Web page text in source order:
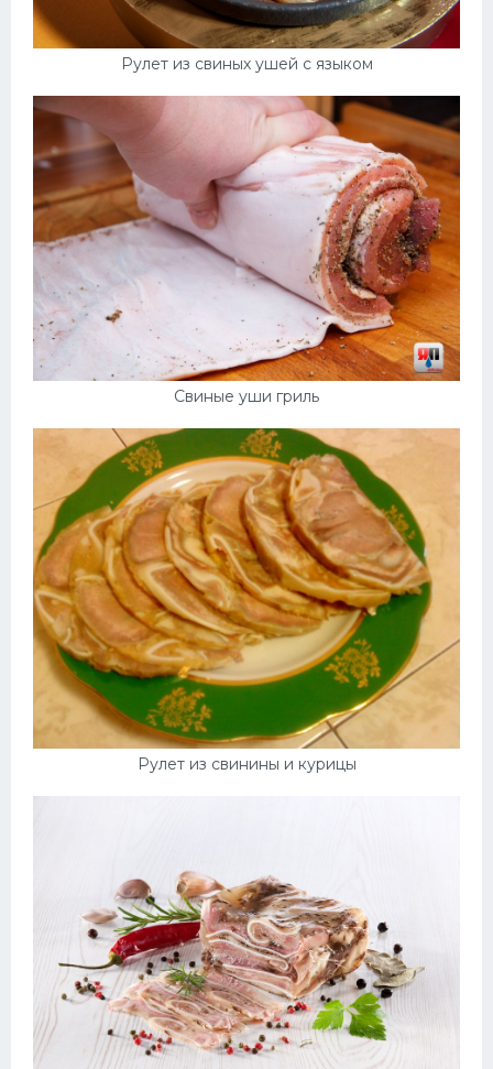
Рулет из свиных ушей с языком
Свиные уши гриль
Рулет из свинины и курицы